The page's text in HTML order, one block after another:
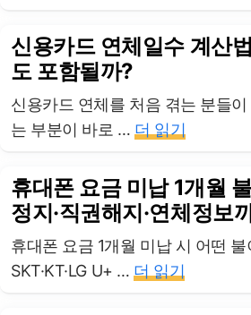
신용카드 연체일수 계산
도 포함될까?
신용카드 연체를 처음 겪는 분들
는 부분이 바로 … 더 읽기
휴대폰 요금 미납 1개월
정지·직권해지·연체정보
휴대폰 요금 1개월 미납 시 어떤
SKT·KT·LG U+ … 더 읽기